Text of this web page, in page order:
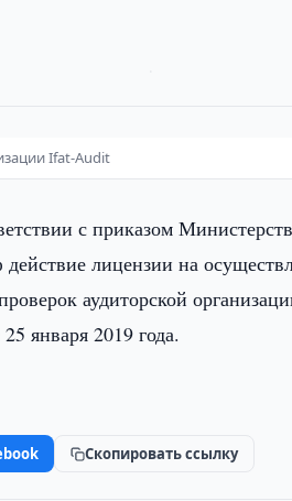
Ifat-Audit
с приказом
лицензии на
аудиторской
января 2019 года.
Скопировать ссылку